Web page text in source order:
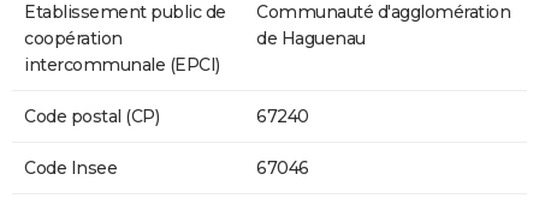
Etablissement public de
coopération
intercommunale (EPCI)
Communauté d'agglomération
de Haguenau
Code postal (CP) 67240
Code Insee 67046